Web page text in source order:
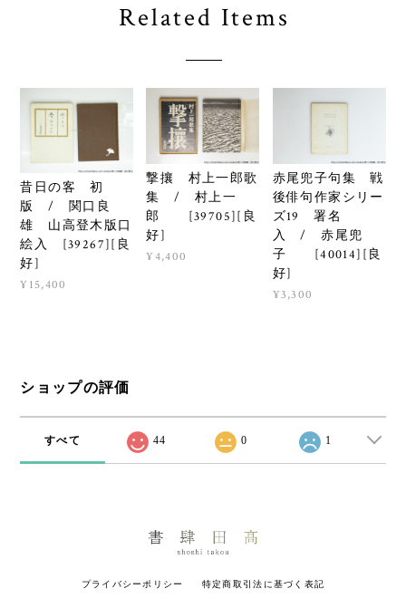
Related Items
昔日の客 初
版 / 関口良
雄 山高登木版口
絵入 [39267][良
好]
¥15,400
撃攘 村上一郎歌
集 / 村上一
郎 [39705][良
好]
¥4,400
赤尾兜子句集 戦
後俳句作家シリー
ズ19 署名
入 / 赤尾兜
子 [40014][良
好]
¥3,300
ショップの評価
すべて 44 0 1
プライバシーポリシー 特定商取引法に基づく表記